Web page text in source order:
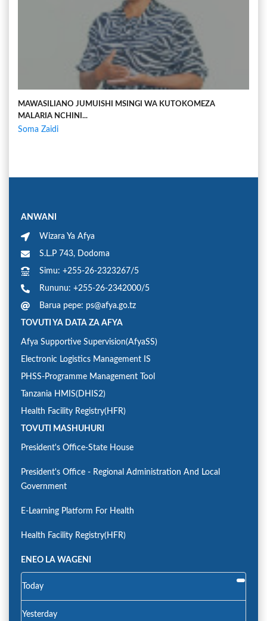
MAWASILIANO JUMUISHI MSINGI WA KUTOKOMEZA
MALARIA NCHINI...
Soma Zaidi
ANWANI
Wizara Ya Afya
S.L.P 743, Dodoma
Simu: +255-26-2323267/5
Rununu: +255-26-2342000/5
Barua pepe: ps@afya.go.tz
TOVUTI YA DATA ZA AFYA
Afya Supportive Supervision(AfyaSS)
Electronic Logistics Management IS
PHSS-Programme Management Tool
Tanzania HMIS(DHIS2)
Health Facility Registry(HFR)
TOVUTI MASHUHURI
President's Office-State House
President's Office - Regional Administration And Local
Government
E-Learning Platform For Health
Health Facility Registry(HFR)
ENEO LA WAGENI
Today
Yesterday